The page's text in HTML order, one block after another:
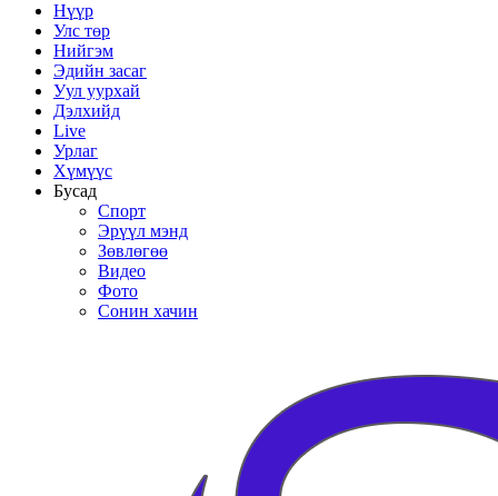
Нүүр
Улс төр
Нийгэм
Эдийн засаг
Уул уурхай
Дэлхийд
Live
Урлаг
Хүмүүс
Бусад
Спорт
Эрүүл мэнд
Зөвлөгөө
Видео
Фото
Сонин хачин